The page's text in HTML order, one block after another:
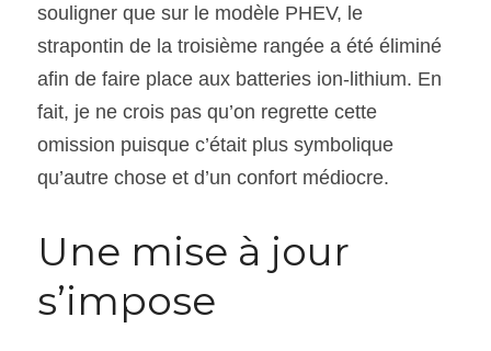
souligner que sur le modèle PHEV, le
strapontin de la troisième rangée a été éliminé
afin de faire place aux batteries ion-lithium. En
fait, je ne crois pas qu’on regrette cette
omission puisque c’était plus symbolique
qu’autre chose et d’un confort médiocre.
Une mise à jour
s’impose